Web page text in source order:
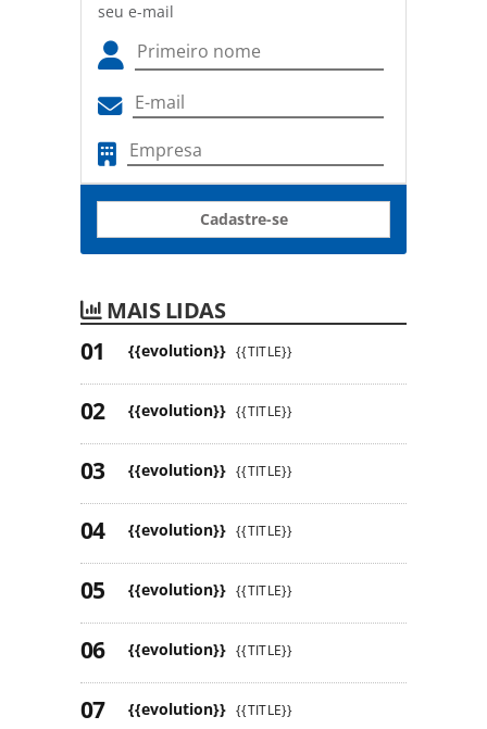
seu e-mail
Cadastre-se
MAIS LIDAS
{{evolution}} {{TITLE}}
{{evolution}} {{TITLE}}
{{evolution}} {{TITLE}}
{{evolution}} {{TITLE}}
{{evolution}} {{TITLE}}
{{evolution}} {{TITLE}}
{{evolution}} {{TITLE}}